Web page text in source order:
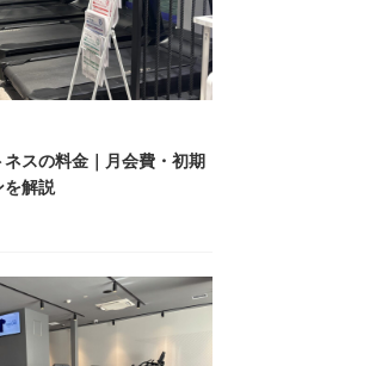
スの料金｜月会費・初期
を解説